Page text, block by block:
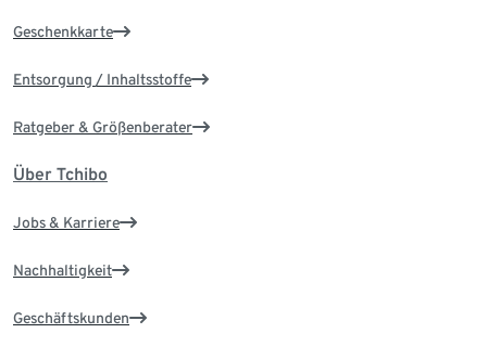
Geschenkkarte
Entsorgung / Inhaltsstoffe
Ratgeber & Größenberater
Über Tchibo
Jobs & Karriere
Nachhaltigkeit
Geschäftskunden